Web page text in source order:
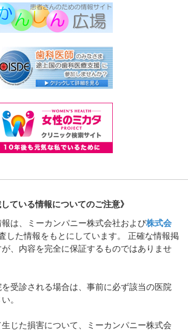
している情報についてのご注意》
は、ミーカンパニー株式会社および株式会
した情報をもとにしています。 正確な情報掲
、内容を完全に保証するものではありませ
受診される場合は、事前に必ず該当の医院
。
じた損害について、ミーカンパニー株式会